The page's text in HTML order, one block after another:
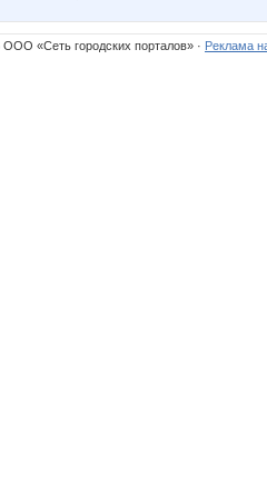
«Сеть городских порталов» · Реклама